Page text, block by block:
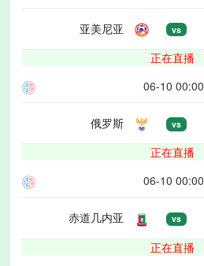
亚美尼亚 vs
正在直播
06-10 00:00
俄罗斯 vs
正在直播
06-10 00:00
赤道几内亚 vs
正在直播